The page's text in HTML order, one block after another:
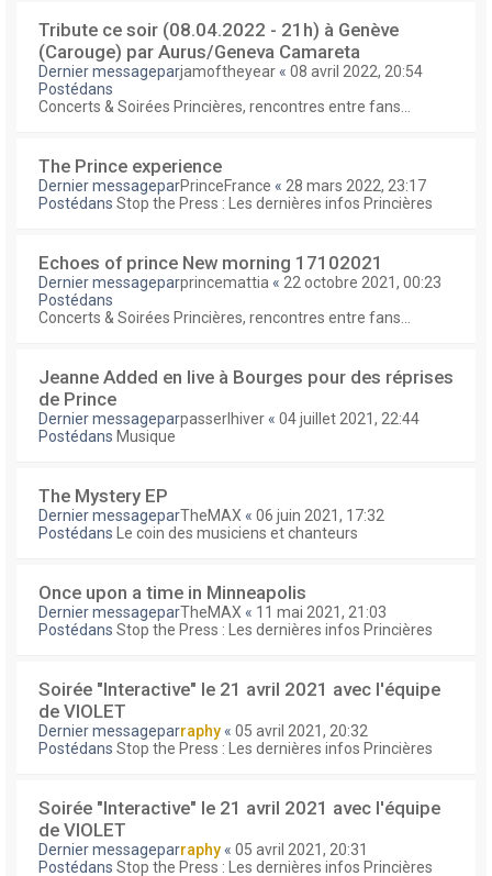
Tribute ce soir (08.04.2022 - 21h) à Genève
(Carouge) par Aurus/Geneva Camareta
Dernier messageparjamoftheyear « 08 avril 2022, 20:54
Postédans
Concerts & Soirées Princières, rencontres entre fans...
The Prince experience
Dernier messageparPrinceFrance « 28 mars 2022, 23:17
Postédans Stop the Press : Les dernières infos Princières
Echoes of prince New morning 17102021
Dernier messageparprincemattia « 22 octobre 2021, 00:23
Postédans
Concerts & Soirées Princières, rencontres entre fans...
Jeanne Added en live à Bourges pour des réprises
de Prince
Dernier messageparpasserlhiver « 04 juillet 2021, 22:44
Postédans Musique
The Mystery EP
Dernier messageparTheMAX « 06 juin 2021, 17:32
Postédans
Le coin des musiciens et chanteurs
Once upon a time in Minneapolis
Dernier messageparTheMAX « 11 mai 2021, 21:03
Postédans Stop the Press : Les dernières infos Princières
Soirée "Interactive" le 21 avril 2021 avec l'équipe
de VIOLET
Dernier messageparraphy « 05 avril 2021, 20:32
Postédans Stop the Press : Les dernières infos Princières
Soirée "Interactive" le 21 avril 2021 avec l'équipe
de VIOLET
Dernier messageparraphy « 05 avril 2021, 20:31
Postédans Stop the Press : Les dernières infos Princières